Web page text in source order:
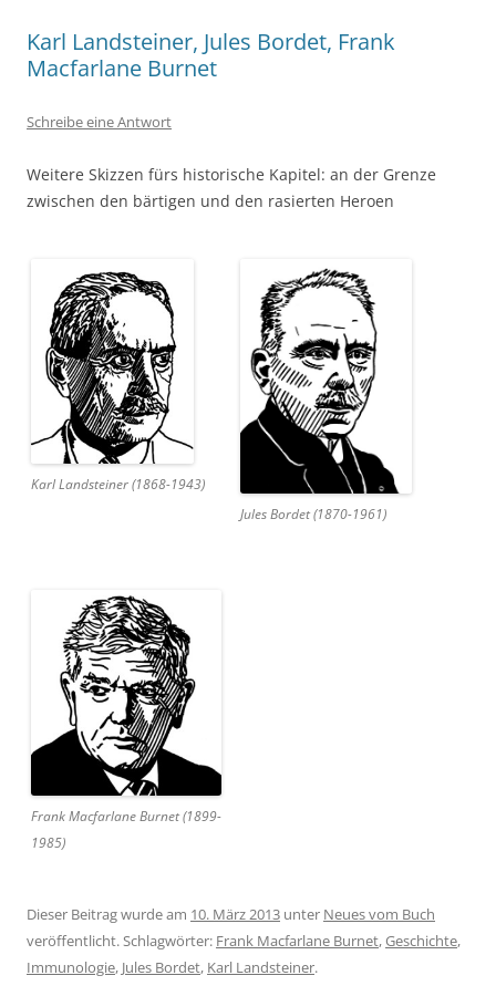
Karl Landsteiner, Jules Bordet, Frank
Macfarlane Burnet
Schreibe eine Antwort
Weitere Skizzen fürs historische Kapitel: an der Grenze
zwischen den bärtigen und den rasierten Heroen
Karl Landsteiner (1868-1943)
Jules Bordet (1870-1961)
Frank Macfarlane Burnet (1899-
1985)
Dieser Beitrag wurde am 10. März 2013 unter Neues vom Buch
veröffentlicht. Schlagwörter: Frank Macfarlane Burnet,Geschichte,
Immunologie, Jules Bordet, Karl Landsteiner.